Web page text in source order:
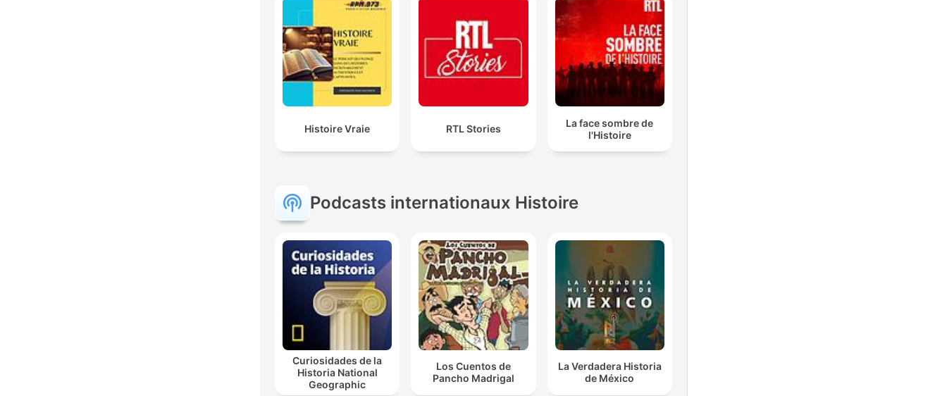
Histoire Vraie RTL Stories
La face sombre de
l'Histoire
Podcasts internationaux Histoire
Curiosidades de la
Historia National
Geographic
Los Cuentos de
Pancho Madrigal
La Verdadera Historia
de México